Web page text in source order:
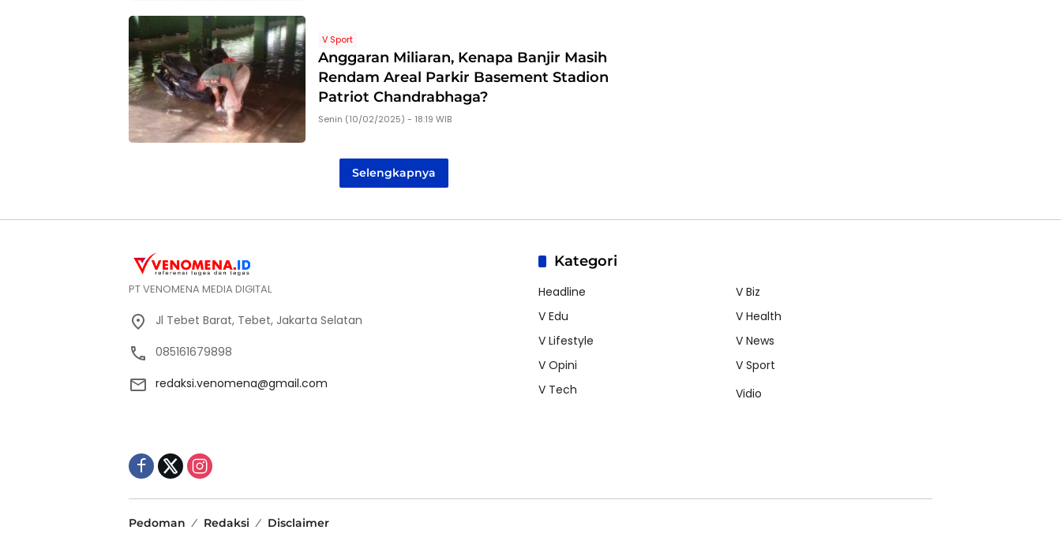
V Sport
Anggaran Miliaran, Kenapa Banjir Masih
Rendam Areal Parkir Basement Stadion
Patriot Chandrabhaga?
Senin (10/02/2025) - 18:19 WIB
Selengkapnya
PT VENOMENA MEDIA DIGITAL
Jl Tebet Barat, Tebet, Jakarta Selatan
085161679898
redaksi.venomena@gmail.com
Kategori
Headline
V Biz
V Edu
V Health
V Lifestyle
V News
V Opini
V Sport
V Tech
Vidio
Pedoman Redaksi Disclaimer